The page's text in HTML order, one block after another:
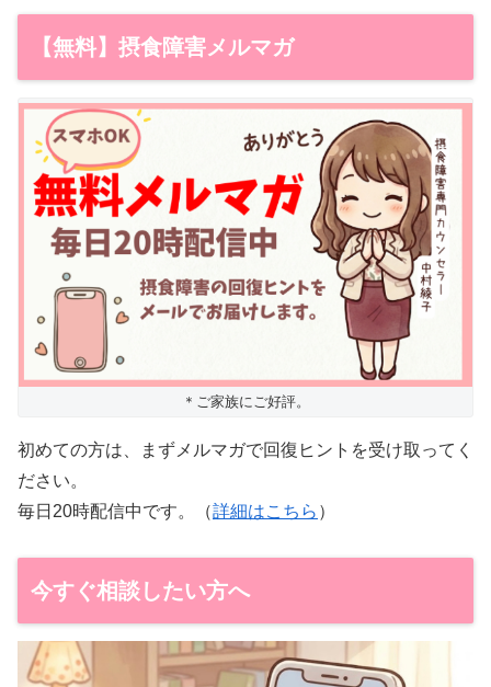
【無料】摂食障害メルマガ
＊ご家族にご好評。
初めての方は、まずメルマガで回復ヒントを受け取ってく
ださい。
毎日20時配信中です。（詳細はこちら ）
今すぐ相談したい方へ